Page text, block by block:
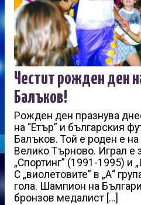
Честит рожден ден
Балъков!
Рожден ден празнува
на “Етър” и българския
Балъков. Той е роден е
Велико Търново. Играл е
„Спортинг” (1991-1995) и
С „виолетовите” в „А“
гола. Шампион на
бронзов медалист […]